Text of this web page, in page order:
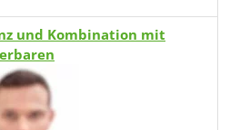
und Kombination mit